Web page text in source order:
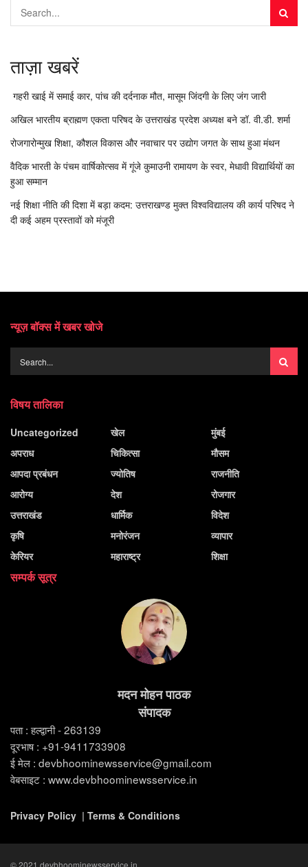
ताज़ा खबरें
गहरी खाई में समाई कार, पांच की दर्दनाक मौत, मासूम जिंदगी के लिए जंग जारी
अखिल भारतीय ब्राह्मण एकता परिषद के उत्तराखंड प्रदेश अध्यक्ष बने डॉ. वी.डी. शर्मा
रोजगारोन्मुख शिक्षा, कौशल विकास और नवाचार पर उद्योग जगत के साथ हुआ मंथन
वैदिक भारती के पंचम वार्षिकोत्सव में गूंजे कुमाउनी रामायण के स्वर, मेधावी विद्यार्थियों का
हुआ सम्मान
नई शिक्षा नीति की दिशा में बड़ा कदम: उत्तराखण्ड मुक्त विश्वविद्यालय की कार्य परिषद ने
दी कई अहम प्रस्तावों को मंजूरी
न्यूज़ बॉक्स में खबर खोजे
विषय तालिका
Uncategorized
अपराध
आपदा प्रबंधन
आरोग्य
उत्तराखंड
कृषि
केरियर
खेल
चिकित्सा
ज्योतिष
देश
धार्मिक
मनोरंजन
महाराष्ट्र
मुंबई
मौसम
राजनीति
रोजगार
विदेश
व्यापार
शिक्षा
सम्पर्क सूत्र
मदन मोहन पाठक
संपादक
पता : हल्द्वानी - 263139
दूरभाष : +91-9411733908
ई मेल : devbhoominewsservice@gmail.com
वेबसाइट : www.devbhoominewsservice.in
Privacy Policy | Terms & Conditions